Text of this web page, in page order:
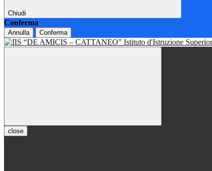
Chiudi
Conferma
Annulla Conferma
Istituto d'Istruzione
close